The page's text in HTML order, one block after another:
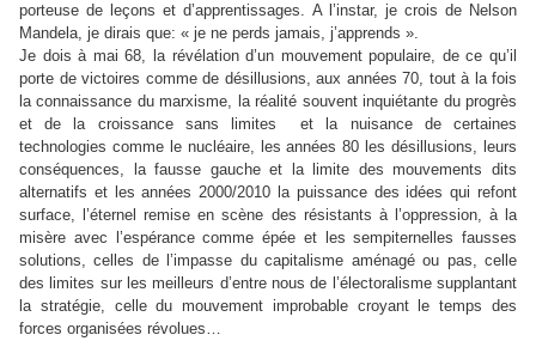
porteuse de leçons et d’apprentissages. A l’instar, je crois de Nelson
Mandela, je dirais que: « je ne perds jamais, j’apprends ».
Je dois à mai 68, la révélation d’un mouvement populaire, de ce qu’il
porte de victoires comme de désillusions, aux années 70, tout à la fois
la connaissance du marxisme, la réalité souvent inquiétante du progrès
et de la croissance sans limites et la nuisance de certaines
technologies comme le nucléaire, les années 80 les désillusions, leurs
conséquences, la fausse gauche et la limite des mouvements dits
alternatifs et les années 2000/2010 la puissance des idées qui refont
surface, l’éternel remise en scène des résistants à l’oppression, à la
misère avec l’espérance comme épée et les sempiternelles fausses
solutions, celles de l’impasse du capitalisme aménagé ou pas, celle
des limites sur les meilleurs d’entre nous de l’électoralisme supplantant
la stratégie, celle du mouvement improbable croyant le temps des
forces organisées révolues…